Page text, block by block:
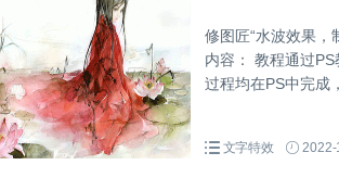
修图匠“水波效果，
内容： 教程通过
过程均在PS中完成
文字特效 2022-